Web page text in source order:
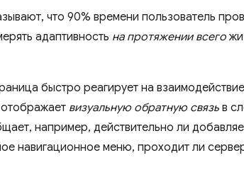
что 90% времени пользователь
адаптивность на протяжении всего
быстро реагирует на
визуальную обратную связь в
например, действительно ли
навигационное меню, проходит ли